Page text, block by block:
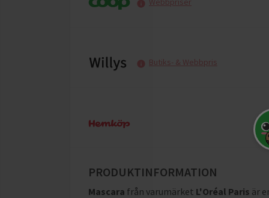
Butiks- & Webbpris
PRODUKTINFORMATION
Mascara från varumärket L'Oréal Paris är